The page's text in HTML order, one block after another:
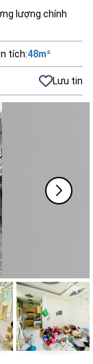
lượng chính
tích:48m²
Lưu tin